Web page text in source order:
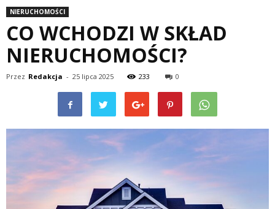
NIERUCHOMOŚCI
CO WCHODZI W SKŁAD
NIERUCHOMOŚCI?
Przez Redakcja - 25 lipca 2025 233 0